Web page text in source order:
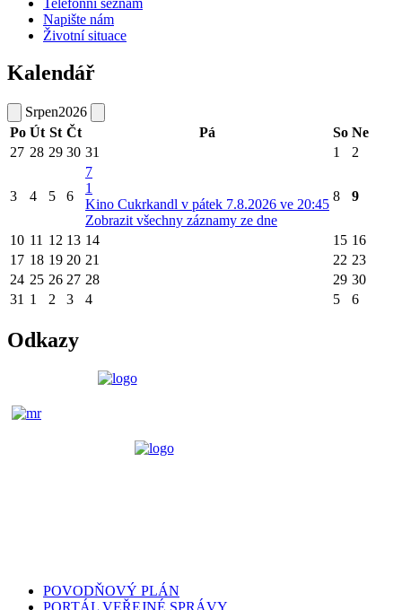
Napište nám
Životní situace
Kalendář
Srpen2026
Po Út St Čt Pá So Ne
27 28 29 30 31 1 2
3 4 5 6
7
1
Kino Cukrkandl v pátek 7.8.2026 ve 20:45
Zobrazit všechny záznamy ze dne
8 9
10 11 12 13 14 15 16
17 18 19 20 21 22 23
24 25 26 27 28 29 30
31 1 2 3 4 5 6
Odkazy
POVODŇOVÝ PLÁN